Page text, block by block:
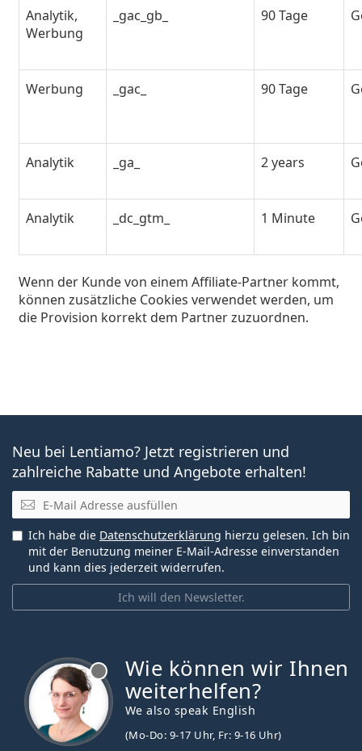
Analytik,
Werbung
_gac_gb_ 90 Tage
Werbung _gac_ 90 Tage
Analytik _ga_ 2 years
Analytik _dc_gtm_ 1 Minute
Wenn der Kunde von einem Affiliate-Partner kommt,
können zusätzliche Cookies verwendet werden, um
die Provision korrekt dem Partner zuzuordnen.
Neu bei Lentiamo? Jetzt registrieren und
zahlreiche Rabatte und Angebote erhalten!
E-Mail
Ich will den Newsletter.
Ich habe die Datenschutzerklärung hierzu gelesen. Ich bin
mit der Benutzung meiner E-Mail-Adresse einverstanden
und kann dies jederzeit widerrufen.
Wie können wir Ihnen
weiterhelfen?
We also speak English
(Mo-Do: 9-17 Uhr, Fr: 9-16 Uhr)